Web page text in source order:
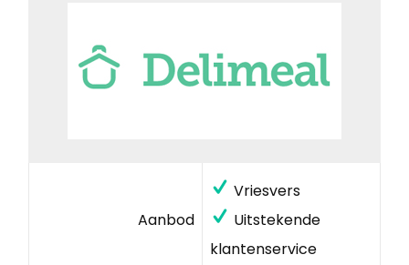
Aanbod
Vriesvers
Uitstekende
klantenservice